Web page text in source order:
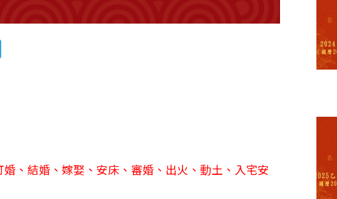
婚、結婚、嫁娶、安床、審婚、出火、動土、入宅安